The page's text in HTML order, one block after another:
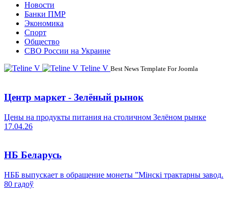
Новости
Банки ПМР
Экономика
Спорт
Общество
СВО России на Украине
Teline V Best News Template For Joomla
Центр маркет - Зелёный рынок
Цены на продукты питания на столичном Зелёном рынке
17.04.26
НБ Беларусь
НББ выпускает в обращение монеты ”Мінскі трактарны завод.
80 гадоў